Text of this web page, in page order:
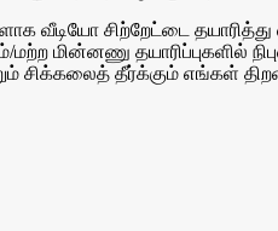
வீடியோ சிற்றேட்டை
மற்ற மின்னணு
சிக்கலைத் தீர்க்கும் எங்கள்